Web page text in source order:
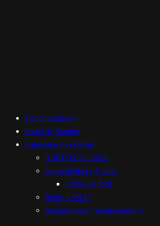
Tienda Amitosai
Portal de Soporte
Categorías de noticias
AMITOSAI Oficial
Conectividad y Cables
Cables de Red
Redes y Wi-Fi
Reparaciones y mantenimiento